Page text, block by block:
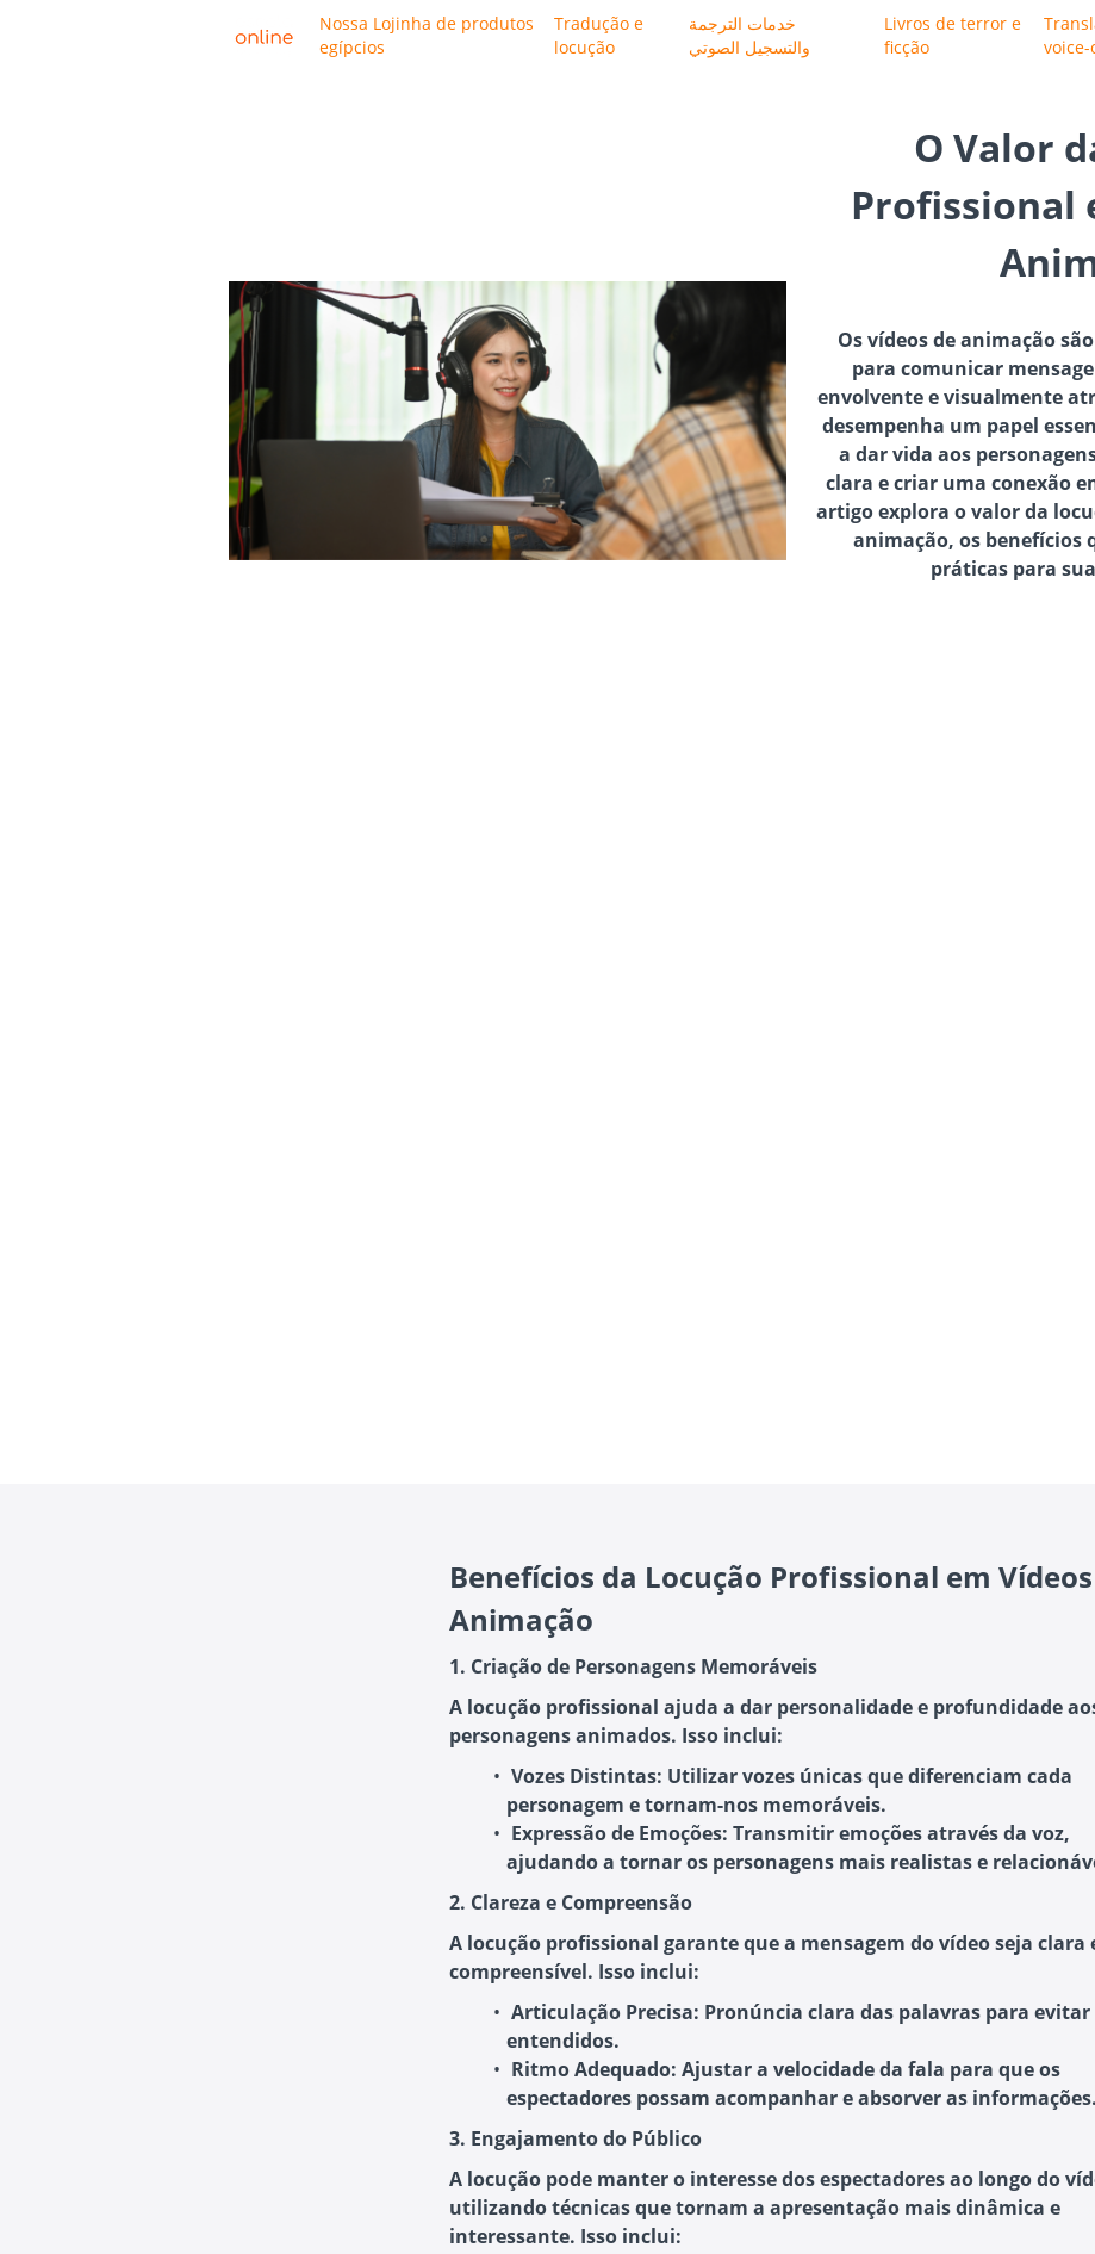
Nossa Lojinha de produtos
egípcios
Tradução e
locução
خدمات الترجمة
والتسجيل الصوتي
Livros de terror e
ficção
voice-
O Valor
Profissional
Os vídeos de animação
para comunicar
envolvente e visualmente
desempenha um papel
a dar vida aos
clara e criar uma conexão
artigo explora o valor da
animação, os benefícios
práticas para
Benefícios da Locução Profissional em
Animação
1. Criação de Personagens Memoráveis
A locução profissional ajuda a dar personalidade e profundidade
personagens animados. Isso inclui:
Vozes Distintas: Utilizar vozes únicas que diferenciam cada
personagem e tornam-nos memoráveis.
Expressão de Emoções: Transmitir emoções através da voz,
ajudando a tornar os personagens mais realistas e
2. Clareza e Compreensão
A locução profissional garante que a mensagem do vídeo seja clara
compreensível. Isso inclui:
Articulação Precisa: Pronúncia clara das palavras para
entendidos.
Ritmo Adequado: Ajustar a velocidade da fala para que os
espectadores possam acompanhar e absorver as informações.
3. Engajamento do Público
A locução pode manter o interesse dos espectadores ao longo do
utilizando técnicas que tornam a apresentação mais dinâmica e
interessante. Isso inclui: